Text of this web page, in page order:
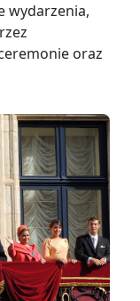
wydarzenia,
oraz